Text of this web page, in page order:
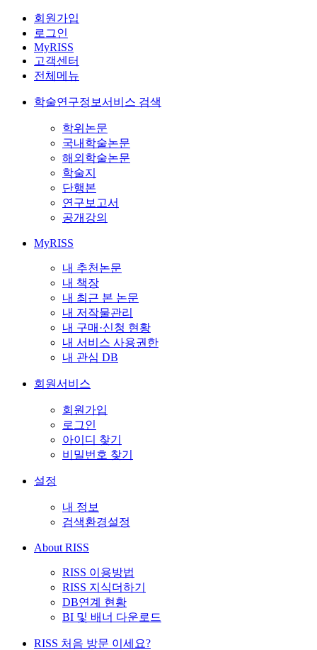
회원가입
로그인
MyRISS
고객센터
전체메뉴
학술연구정보서비스 검색
학위논문
국내학술논문
해외학술논문
학술지
단행본
연구보고서
공개강의
MyRISS
내 추천논문
내 책장
내 최근 본 논문
내 저작물관리
내 구매·신청 현황
내 서비스 사용권한
내 관심 DB
회원서비스
회원가입
로그인
아이디 찾기
비밀번호 찾기
설정
내 정보
검색환경설정
About RISS
RISS 이용방법
RISS 지식더하기
DB연계 현황
BI 및 배너 다운로드
RISS 처음 방문 이세요?